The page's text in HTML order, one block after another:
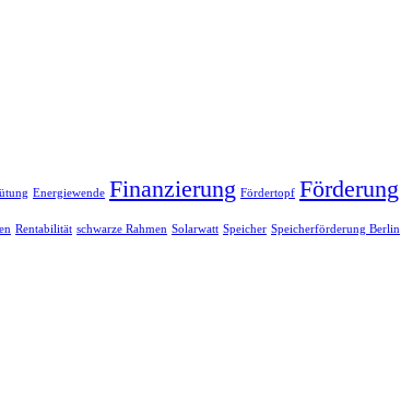
Energiewende Finanzierung Fördertopf Förderung
Rentabilität schwarze Rahmen Solarwatt Speicher Speicherförderung Berlin